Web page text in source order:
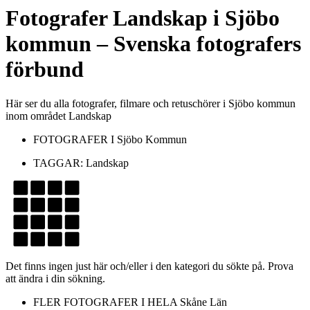
FotograferLandskap i Sjöbo
kommun– Svenska fotografers
förbund
Här ser du alla fotografer, filmare och retuschörer i Sjöbo kommun
inom området Landskap
FOTOGRAFER I Sjöbo Kommun
TAGGAR: Landskap
Det finns ingen just här och/eller i den kategori du sökte på. Prova
att ändra i din sökning.
FLER FOTOGRAFER I HELA Skåne Län